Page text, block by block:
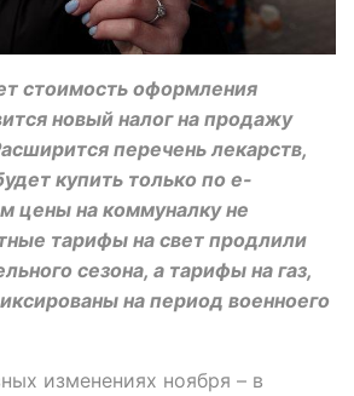
стоимость оформления
новый налог на продажу
перечень лекарств,
купить только по е-
цены на коммуналку не
тарифы на свет продлили
сезона, а тарифы на газ,
на период военноего
изменениях ноября – в